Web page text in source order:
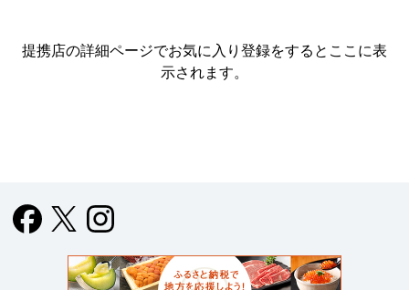
提携店の詳細ページでお気に入り登録をすると ここに表
示されます。